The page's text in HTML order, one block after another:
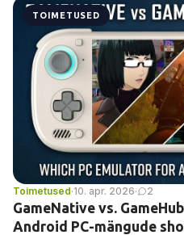
TOIMETUSED
Toimetused·10. apr. 2026· 2
GameNative vs.
Android PC-mängude